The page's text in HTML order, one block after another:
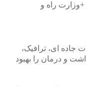
+وزارت راه و
جاده ای، ترافیک،
و درمان را بهبود